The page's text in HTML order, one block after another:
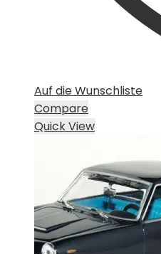
Auf die Wunschliste
Compare
Quick View